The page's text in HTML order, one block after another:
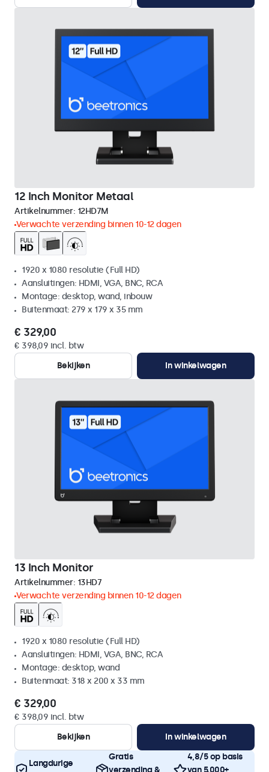
12 Inch Monitor Metaal
Artikelnummer: 12HD7M
Verwachte verzending binnen 10-12 dagen
1920 x 1080 resolutie (Full HD)
Aansluitingen: HDMI, VGA, BNC, RCA
Montage: desktop, wand, inbouw
Buitenmaat: 279 x 179 x 35 mm
€ 329,00
€ 398,09 incl. btw
Bekijken
In winkelwagen
13 Inch Monitor
Artikelnummer: 13HD7
Verwachte verzending binnen 10-12 dagen
1920 x 1080 resolutie (Full HD)
Aansluitingen: HDMI, VGA, BNC, RCA
Montage: desktop, wand
Buitenmaat: 318 x 200 x 33 mm
€ 329,00
€ 398,09 incl. btw
Bekijken
In winkelwagen
Langdurige
Gratis
verzending &
4,8/5 op basis
van 5.000+